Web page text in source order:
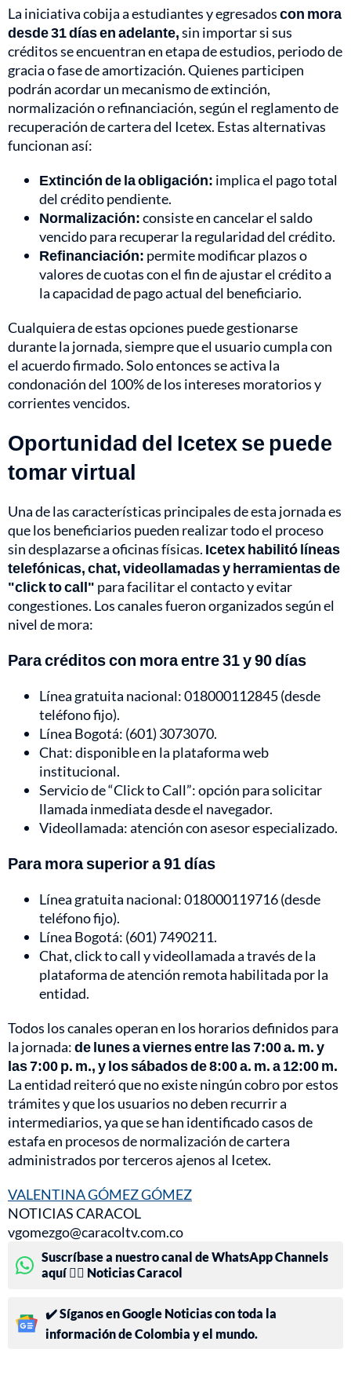
La iniciativa cobija a estudiantes y egresadoscon mora
desde 31 días en adelante,sin importar si sus
créditos se encuentran en etapa de estudios, periodo de
gracia o fase de amortización. Quienes participen
podrán acordar un mecanismo de extinción,
normalización o refinanciación, según el reglamento de
recuperación de cartera del Icetex. Estas alternativas
funcionan así:
Extinción de la obligación: implica el pago total
del crédito pendiente.
Normalización:consiste en cancelar el saldo
vencido para recuperar la regularidad del crédito.
Refinanciación: permite modificar plazos o
valores de cuotas con el fin de ajustar el crédito a
la capacidad de pago actual del beneficiario.
Cualquiera de estas opciones puede gestionarse
durante la jornada, siempre que el usuario cumpla con
el acuerdo firmado. Solo entonces se activa la
condonación del 100% de los intereses moratorios y
corrientes vencidos.
Oportunidad del Icetex se puede
tomar virtual
Una de las características principales de esta jornada es
que los beneficiarios pueden realizar todo el proceso
sin desplazarse a oficinas físicas. Icetex habilitó líneas
telefónicas, chat, videollamadas y herramientas de
"click to call" para facilitar el contacto y evitar
congestiones. Los canales fueron organizados según el
nivel de mora:
Para créditos con mora entre 31 y 90 días
Línea gratuita nacional: 018000112845 (desde
teléfono fijo).
Línea Bogotá: (601) 3073070.
Chat: disponible en la plataforma web
institucional.
Servicio de “Click to Call”: opción para solicitar
llamada inmediata desde el navegador.
Videollamada: atención con asesor especializado.
Para mora superior a 91 días
Línea gratuita nacional: 018000119716 (desde
teléfono fijo).
Línea Bogotá: (601) 7490211.
Chat, click to call y videollamada a través de la
plataforma de atención remota habilitada por la
entidad.
Todos los canales operan en los horarios definidos para
la jornada:de lunes a viernes entre las 7:00 a. m. y
las 7:00 p. m., y los sábados de 8:00 a. m. a 12:00 m.
La entidad reiteró que no existe ningún cobro por estos
trámites y que los usuarios no deben recurrir a
intermediarios, ya que se han identificado casos de
estafa en procesos de normalización de cartera
administrados por terceros ajenos al Icetex.
VALENTINA GÓMEZ GÓMEZ
NOTICIAS CARACOL
vgomezgo@caracoltv.com.co
Suscríbase a nuestro canal de WhatsApp Channels
aquí 👉🏻 Noticias Caracol
✔️ Síganos en Google Noticias con toda la
información de Colombia y el mundo.